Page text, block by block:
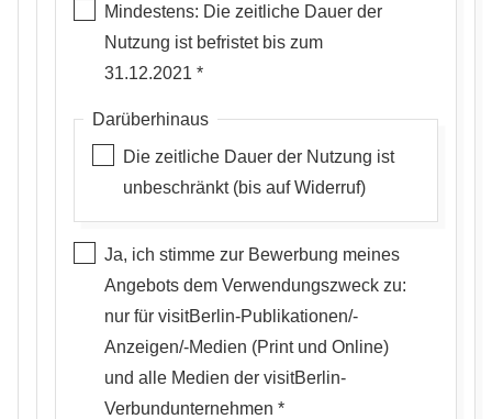
Mindestens: Die zeitliche Dauer der
Nutzung ist befristet bis zum
31.12.2021
Darüberhinaus
Die zeitliche Dauer der Nutzung ist
unbeschränkt (bis auf Widerruf)
Ja, ich stimme zur Bewerbung meines
Angebots dem Verwendungszweck zu:
nur für visitBerlin-Publikationen/-
Anzeigen/-Medien (Print und Online)
und alle Medien der visitBerlin-
Verbundunternehmen